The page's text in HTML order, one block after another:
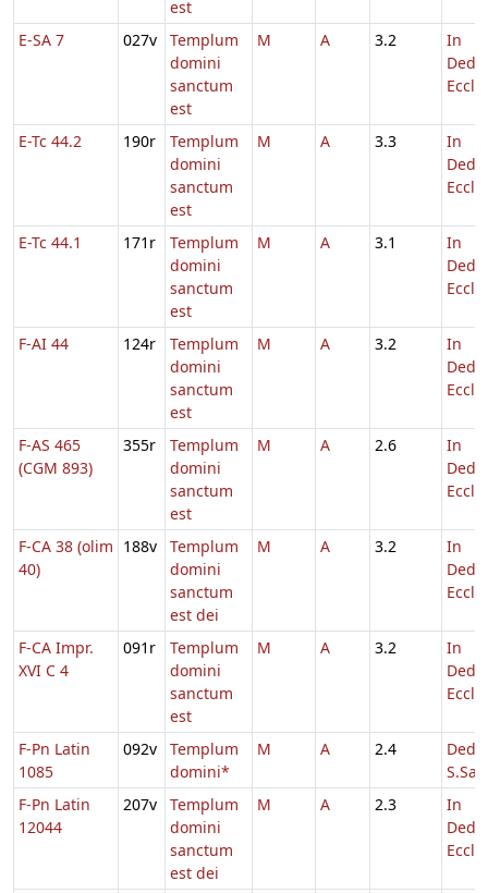
est
E-SA 7
027v
Templum
domini
sanctum
est
M A 3.2
In
Eccl.
E-Tc 44.2 190r
Templum
domini
sanctum
est
M A 3.3
In
Eccl.
E-Tc 44.1 171r
Templum
domini
sanctum
est
M A 3.1
In
Eccl.
F-AI 44 124r
Templum
domini
sanctum
est
M A 3.2
In
Eccl.
F-AS 465
(CGM 893)
355r
Templum
domini
sanctum
est
M A 2.6
In
Eccl.
F-CA 38 (olim
40)
188v
Templum
domini
sanctum
est dei
M A 3.2
In
Eccl.
F-CA Impr.
XVI C 4
091r
Templum
domini
sanctum
est
M A 3.2
In
Eccl.
F-Pn Latin
1085
092v
Templum
domini*
M A 2.4
F-Pn Latin
12044
207v
Templum
domini
sanctum
est dei
M A 2.3
In
Eccl.